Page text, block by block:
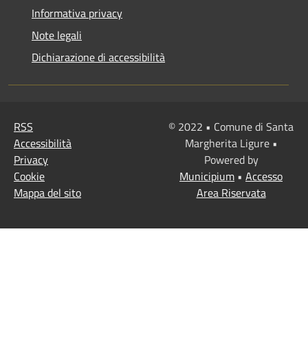
Informativa privacy
Note legali
Dichiarazione di accessibilità
RSS
Accessibilità
Privacy
Cookie
Mappa del sito
© 2022 • Comune di Santa
Margherita Ligure •
Powered by
Municipium • Accesso
Area Riservata